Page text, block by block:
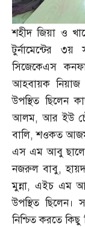
শহীদ জিয়া ও
টুর্নামেন্টের
সিজেকেএস
আহবায়ক নিয়াজ
উপস্থিত ছিলেন
আলম,আর ইউ
বালি,শওকত
এস এম আবু ছালে
নজরুল বাবু,
মুন্না, এইচ এম
উপস্থিত ছিলেন।
নিশ্চিত করতে কিছু